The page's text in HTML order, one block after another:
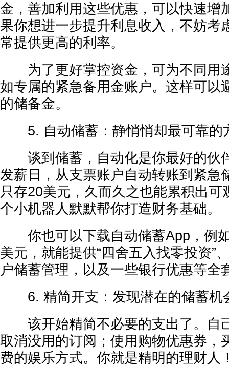
金，善加利用这些优惠，可以快速增
果你想进一步提升利息收入，不妨考
常提供更高的利率。
为了更好掌控资金，可为不同用
如专属的紧急备用金账户。这样可以
的储备金。
5. 自动储蓄：静悄悄却最可靠的
谈到储蓄，自动化是你最好的伙
发薪日，从支票账户自动转账到紧急
只存20美元，久而久之也能累积出可
个小机器人默默帮你打造财务基础。
你也可以下载自动储蓄App，例
美元，就能提供“四舍五入找零投资”
户储蓄管理，以及一些银行优惠等全
6. 精简开支：发现潜在的储蓄机
该开始精简不必要的支出了。自
取消没用的订阅；使用购物优惠券，
费的娱乐方式。你就是精明的理财人